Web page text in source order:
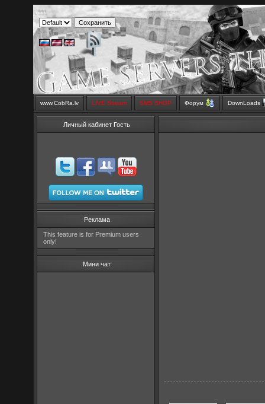
www.CobRa.lv LIVE Stream SMS SHOP Форум DownLoads
Личный кабинет Гость
Реклама
This feature is for Premium users
only!
Мини чат